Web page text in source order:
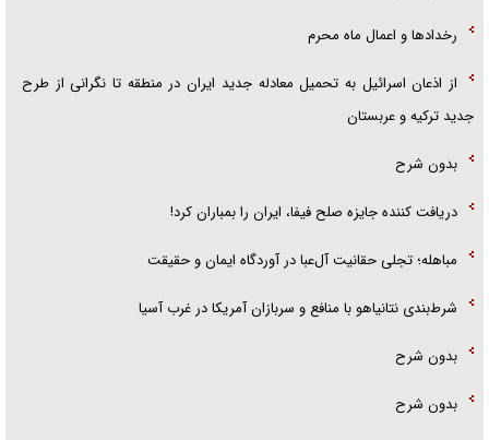
رخداد‌ها و اعمال ماه محرم
از اذعان اسرائیل به تحمیل معادله جدید ایران در منطقه تا نگرانی از طرح
جدید ترکیه و عربستان
بدون شرح
دریافت کننده جایزه صلح فیفا، ایران را بمباران کرد!
مباهله؛ تجلی حقانیت آل‌عبا در آوردگاه ایمان و حقیقت
شرط‌بندی نتانیاهو با منافع و سربازان آمریکا در غرب آسیا
بدون شرح
بدون شرح